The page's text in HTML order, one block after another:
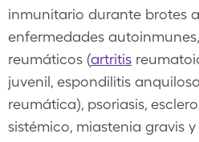
inmunitario durante brotes
enfermedades
reumáticos (artritis
juvenil, espondilitis
reumática), psoriasis,
sistémico, miastenia gravis